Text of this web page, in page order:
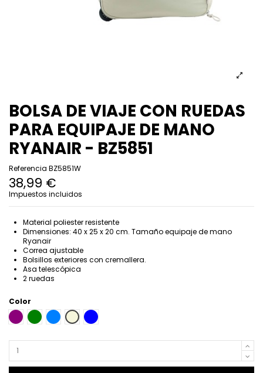
BOLSA DE VIAJE CON RUEDAS
PARA EQUIPAJE DE MANO
RYANAIR - BZ5851
Referencia BZ5851W
38,99 €
Impuestos incluidos
Material poliester resistente
Dimensiones: 40 x 25 x 20 cm. Tamaño equipaje de mano
Ryanair
Correa ajustable
Bolsillos exteriores con cremallera.
Asa telescópica
2 ruedas
Color
MORADOVERDE AZUL CLARO
BEIGE AZUL